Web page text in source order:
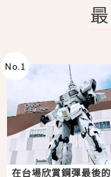
No.1
在台場欣賞鋼彈最後的